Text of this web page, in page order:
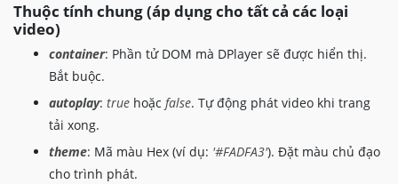
autoplay: false,
loop: true,
screenshot: true,
'https://example.com/videos/
'https://example.com/images/
Thuộc tính chung (áp dụng cho tất cả các loại
video)
container: Phần tử DOM mà DPlayer sẽ được hiển thị.
Bắt buộc.
autoplay: true hoặc false. Tự động phát video khi trang
tải xong.
theme: Mã màu Hex (ví dụ: '#FADFA3'). Đặt màu chủ đạo
cho trình phát.